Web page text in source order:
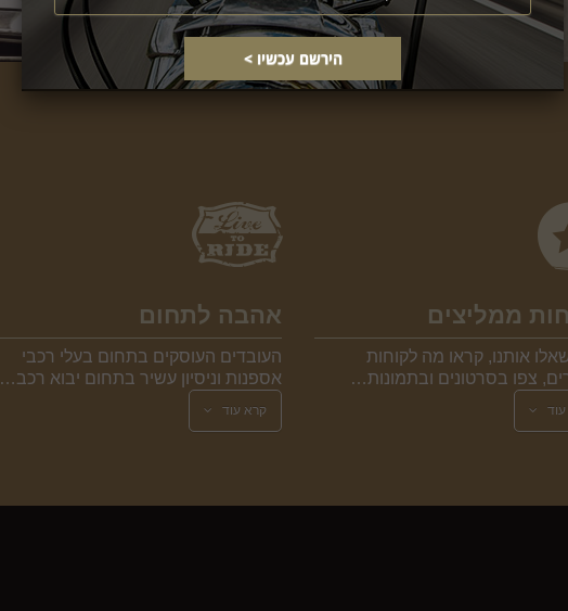
ממליצים
אותנו, קראו מה לקוחות
צפו בסרטונים ובתמונות…
אהבה לתחום
העובדים העוסקים בתחום בעלי רכבי
אספנות וניסיון עשיר בתחום יבוא רכב…
קרא עוד